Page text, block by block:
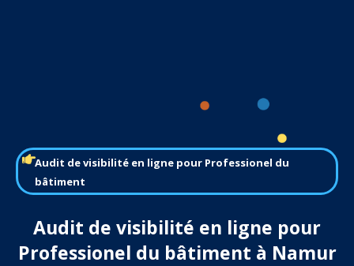
Audit de visibilité en ligne pour Professionel du
bâtiment
Audit de visibilité en ligne pour
Professionel du bâtiment à Namur